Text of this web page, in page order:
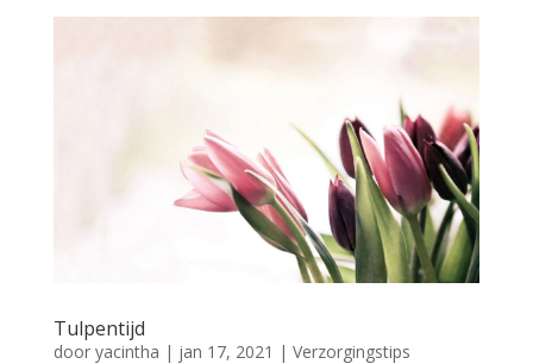
Tulpentijd
door yacintha | jan 17, 2021 | Verzorgingstips